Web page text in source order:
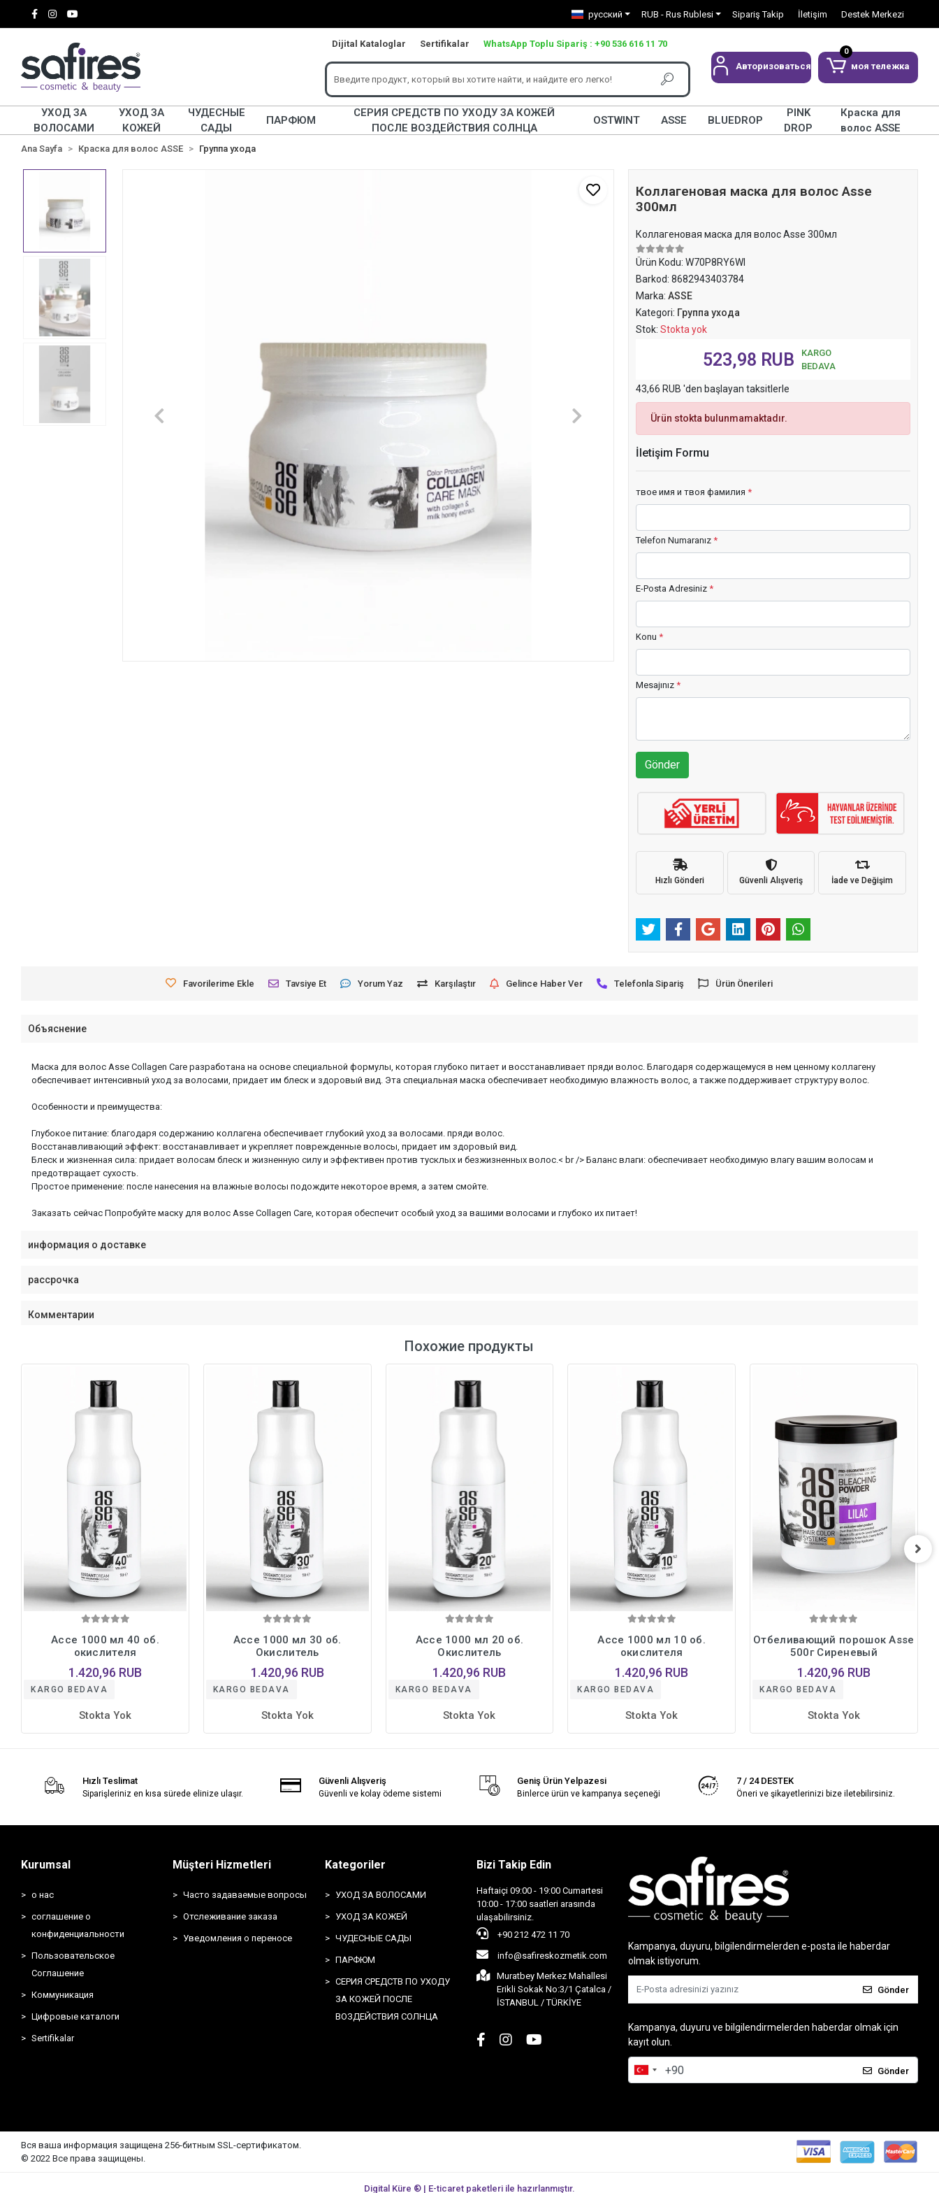
русский RUB - Rus Rublesi Sipariş Takip İletişim Destek Merkezi
Dijital Kataloglar Sertifikalar WhatsApp Toplu Sipariş : +90 536 616 11 70
Авторизоваться
0
моя тележка
УХОД ЗА
ВОЛОСАМИ
УХОД ЗА
КОЖЕЙ
ЧУДЕСНЫЕ
САДЫ
ПАРФЮМ
СЕРИЯ СРЕДСТВ ПО УХОДУ ЗА КОЖЕЙ
ПОСЛЕ ВОЗДЕЙСТВИЯ СОЛНЦА
OSTWINT ASSE BLUEDROP
PINK
DROP
Краска для
волос ASSE
Ana Sayfa Краска для волос ASSE Группа ухода
Коллагеновая маска для волос Asse
300мл
Коллагеновая маска для волос Asse 300мл
Ürün Kodu:W70P8RY6WI
Barkod:8682943403784
Marka:ASSE
Kategori: Группа ухода
Stok:Stokta yok
523,98 RUB
KARGO
BEDAVA
43,66 RUB 'den başlayan taksitlerle
Ürün stokta bulunmamaktadır.
İletişim Formu
твое имя и твоя фамилия*
Telefon Numaranız*
E-Posta Adresiniz*
Konu*
Mesajınız*
Gönder
Hızlı Gönderi Güvenli Alışveriş İade ve Değişim
Favorilerime Ekle Tavsiye Et Yorum Yaz Karşılaştır Gelince Haber Ver Telefonla Sipariş Ürün Önerileri
Объяснение
Маска для волос Asse Collagen Care разработана на основе специальной формулы, которая глубоко питает и восстанавливает пряди волос. Благодаря содержащемуся в нем ценному коллагену
обеспечивает интенсивный уход за волосами, придает им блеск и здоровый вид. Эта специальная маска обеспечивает необходимую влажность волос, а также поддерживает структуру волос.
Особенности и преимущества:
Глубокое питание: благодаря содержанию коллагена обеспечивает глубокий уход за волосами. пряди волос.
Восстанавливающий эффект: восстанавливает и укрепляет поврежденные волосы, придает им здоровый вид.
Блеск и жизненная сила: придает волосам блеск и жизненную силу и эффективен против тусклых и безжизненных волос.< br /> Баланс влаги: обеспечивает необходимую влагу вашим волосам и
предотвращает сухость.
Простое применение: после нанесения на влажные волосы подождите некоторое время, а затем смойте.
Заказать сейчас Попробуйте маску для волос Asse Collagen Care, которая обеспечит особый уход за вашими волосами и глубоко их питает!
информация о доставке
рассрочка
Комментарии
Похожие продукты
Ассе 1000 мл 40 об.
окислителя
1.420,96 RUB
KARGO BEDAVA
Stokta Yok
Ассе 1000 мл 30 об.
Окислитель
1.420,96 RUB
KARGO BEDAVA
Stokta Yok
Ассе 1000 мл 20 об.
Окислитель
1.420,96 RUB
KARGO BEDAVA
Stokta Yok
Ассе 1000 мл 10 об.
окислителя
1.420,96 RUB
KARGO BEDAVA
Stokta Yok
Отбеливающий порошок Asse
500г Сиреневый
1.420,96 RUB
KARGO BEDAVA
Stokta Yok
Hızlı Teslimat
Siparişleriniz en kısa sürede elinize ulaşır.
Güvenli Alışveriş
Güvenli ve kolay ödeme sistemi
Geniş Ürün Yelpazesi
Binlerce ürün ve kampanya seçeneği
7 / 24 DESTEK
Öneri ve şikayetlerinizi bize iletebilirsiniz.
Kurumsal
о нас
соглашение о
конфиденциальности
Пользовательское
Соглашение
Коммуникация
Цифровые каталоги
Sertifikalar
Müşteri Hizmetleri
Часто задаваемые вопросы
Отслеживание заказа
Уведомления о переносе
Kategoriler
УХОД ЗА ВОЛОСАМИ
УХОД ЗА КОЖЕЙ
ЧУДЕСНЫЕ САДЫ
ПАРФЮМ
СЕРИЯ СРЕДСТВ ПО УХОДУ
ЗА КОЖЕЙ ПОСЛЕ
ВОЗДЕЙСТВИЯ СОЛНЦА
Bizi Takip Edin
Haftaiçi 09:00 - 19:00 Cumartesi
10:00 - 17:00 saatleri arasında
ulaşabilirsiniz.
+90 212 472 11 70
info@safireskozmetik.com
Muratbey Merkez Mahallesi
Erikli Sokak No:3/1 Çatalca /
İSTANBUL / TÜRKİYE
Kampanya, duyuru, bilgilendirmelerden e-posta ile haberdar
olmak istiyorum.
Gönder
Kampanya, duyuru ve bilgilendirmelerden haberdar olmak için
kayıt olun.
Gönder
Вся ваша информация защищена 256-битным SSL-сертификатом.
© 2022 Все права защищены.
Digital Küre ® | E-ticaret paketleri ile hazırlanmıştır.